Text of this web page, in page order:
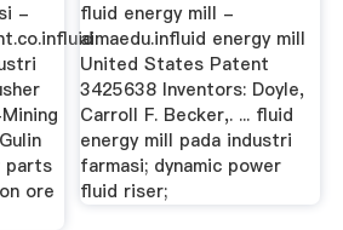
-
parts
ore
fluid energy mill -
aimaedu.influid energy mill
United States Patent
3425638 Inventors: Doyle,
Carroll F. Becker,. ... fluid
energy mill pada industri
farmasi; dynamic power
fluid riser;